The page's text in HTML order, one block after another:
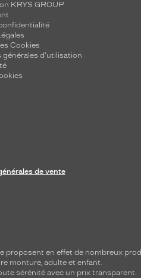
KRYS GROUP
Cookies
générales d'utilisation
de vente
proposent en effet de nombreux
monture, adulte et enfant.
sérénité avec un prix transparent.